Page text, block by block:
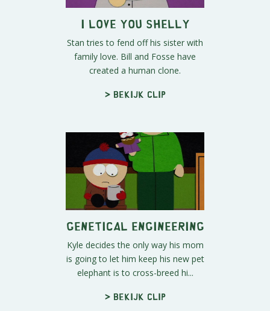
I Love You Shelly
Stan tries to fend off his sister with
family love. Bill and Fosse have
created a human clone.
> Bekijk clip
Genetical Engineering
Kyle decides the only way his mom
is going to let him keep his new pet
elephant is to cross-breed hi...
> Bekijk clip